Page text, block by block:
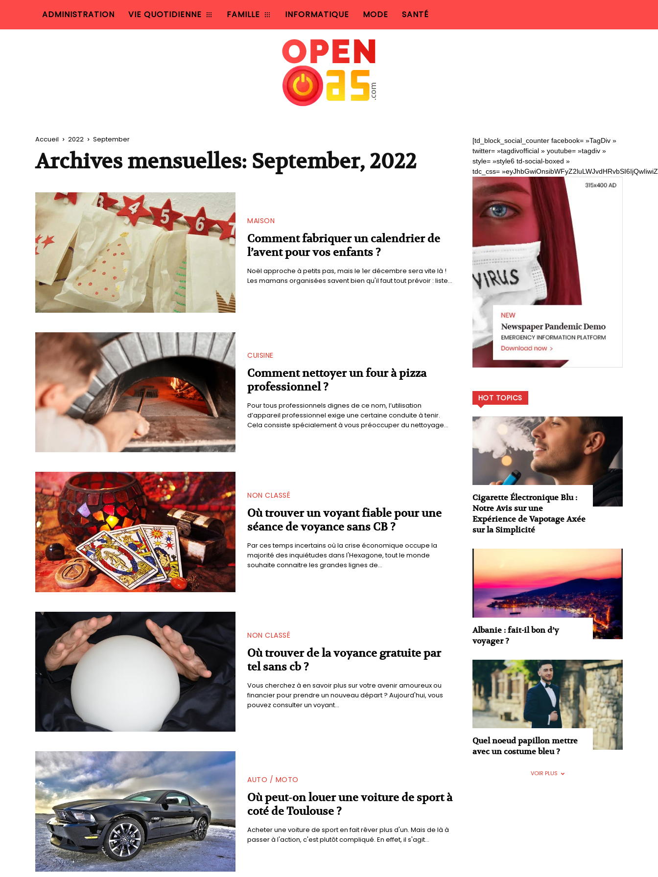
ADMINISTRATION VIE QUOTIDIENNE FAMILLE INFORMATIQUE MODE SANTÉ
Accueil 2022 September
Archives mensuelles: September, 2022
MAISON
Comment fabriquer un calendrier de
l’avent pour vos enfants ?
Noël approche à petits pas, mais le 1er décembre sera vite là !
Les mamans organisées savent bien qu'il faut tout prévoir : liste...
CUISINE
Comment nettoyer un four à pizza
professionnel ?
Pour tous professionnels dignes de ce nom, l’utilisation
d’appareil professionnel exige une certaine conduite à tenir.
Cela consiste spécialement à vous préoccuper du nettoyage...
NON CLASSÉ
Où trouver un voyant fiable pour une
séance de voyance sans CB ?
Par ces temps incertains où la crise économique occupe la
majorité des inquiétudes dans l'Hexagone, tout le monde
souhaite connaitre les grandes lignes de...
NON CLASSÉ
Où trouver de la voyance gratuite par
tel sans cb ?
Vous cherchez à en savoir plus sur votre avenir amoureux ou
financier pour prendre un nouveau départ ? Aujourd'hui, vous
pouvez consulter un voyant...
AUTO / MOTO
Où peut-on louer une voiture de sport à
coté de Toulouse ?
Acheter une voiture de sport en fait rêver plus d'un. Mais de là à
passer à l'action, c'est plutôt compliqué. En effet, il s'agit...
[td_block_social_counter facebook= »TagDiv »
twitter= »tagdivofficial » youtube= »tagdiv »
style= »style6 td-social-boxed »
tdc_css=
HOT TOPICS
Cigarette Électronique Blu :
Notre Avis sur une
Expérience de Vapotage Axée
sur la Simplicité
Albanie : fait-il bon d’y
voyager ?
Quel noeud papillon mettre
avec un costume bleu ?
VOIR PLUS